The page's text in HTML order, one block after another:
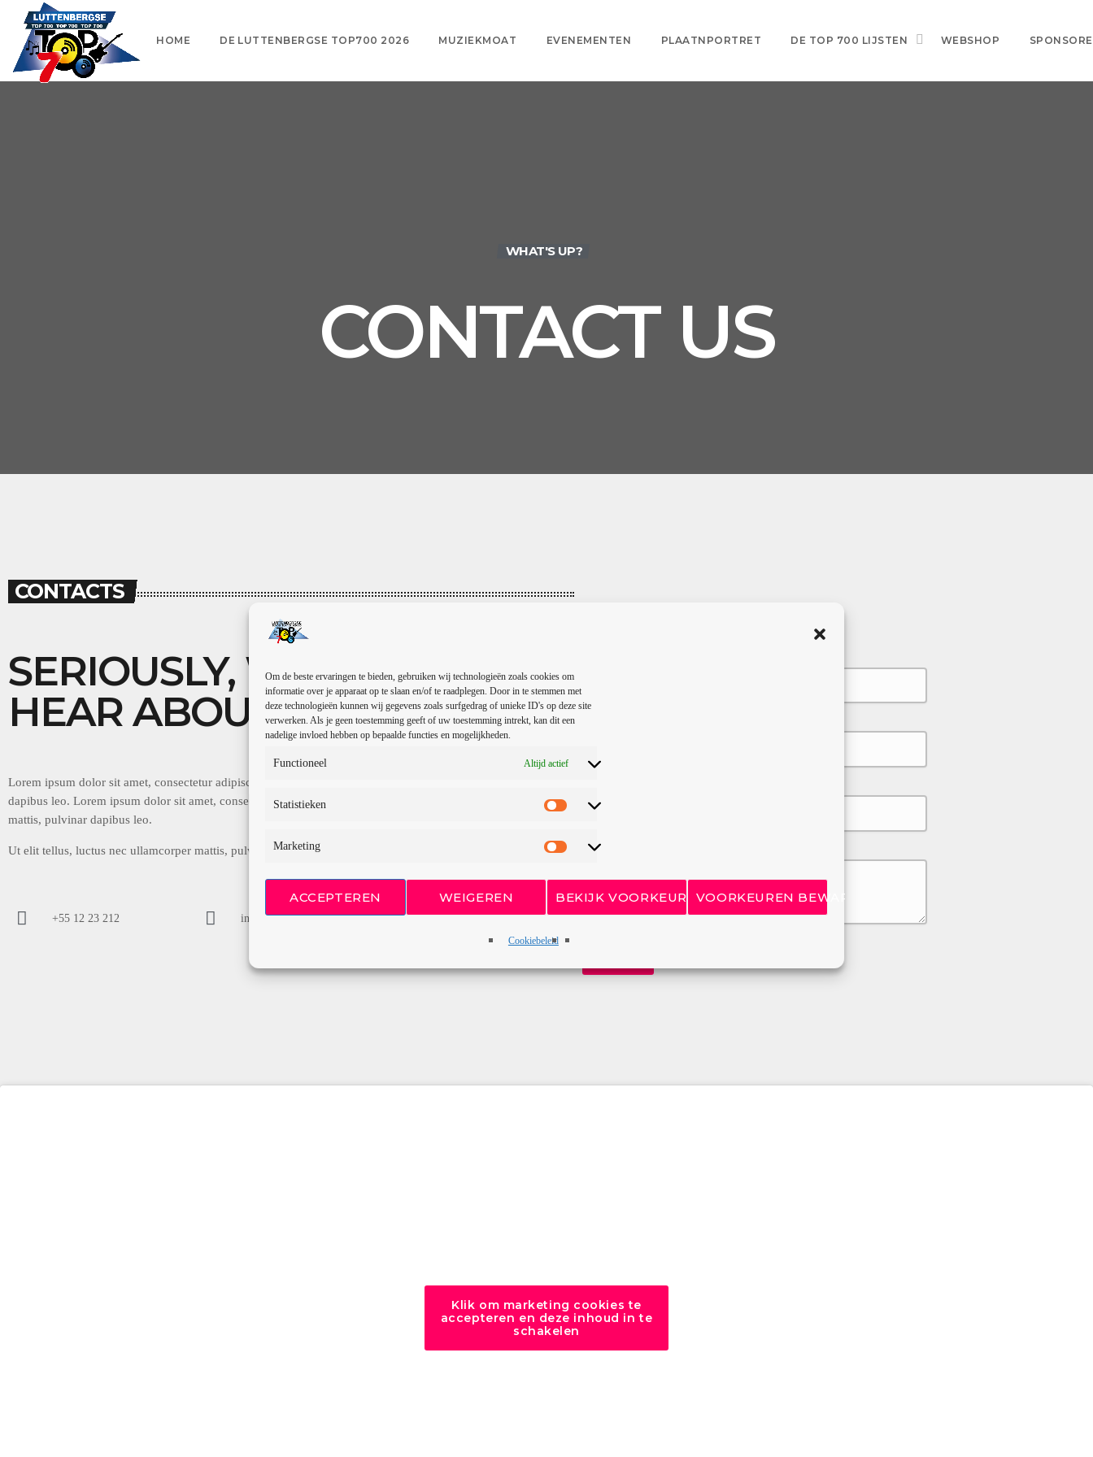
Om de beste ervaringen te bieden, gebruiken wij technologieën zoals cookies om
informatie over je apparaat op te slaan en/of te raadplegen. Door in te stemmen met
deze technologieën kunnen wij gegevens zoals surfgedrag of unieke ID's op deze site
verwerken. Als je geen toestemming geeft of uw toestemming intrekt, kan dit een
nadelige invloed hebben op bepaalde functies en mogelijkheden.
Functioneel Altijd actief
Statistieken
Marketing
ACCEPTEREN WEIGEREN BEKIJK VOORKEURENVOORKEUREN BEWAREN
Cookiebeleid
HOME DE LUTTENBERGSE TOP700 2026 MUZIEKMOAT EVENEMENTEN PLAATNPORTRET DE TOP 700 LIJSTEN WEBSHOP
WHAT'S UP?
CONTACT US
CONTACTS
SERIOUSLY, WE WANT TO
HEAR ABOUT YOU
Lorem ipsum dolor sit amet, consectetur adipiscing elit. Ut elit tellus, luctus nec ullamcorper mattis, pulvinar
dapibus leo. Lorem ipsum dolor sit amet, consectetur adipiscing elit. Ut elit tellus, luctus nec ullamcorper
mattis, pulvinar dapibus leo.
Ut elit tellus, luctus nec ullamcorper mattis, pulvinar dapibus leo.
+55 12 23 212 info@contact.me +55 12 23 212
YOUR MESSAGE (OPTIONAL)
Klik om marketing cookies te
accepteren en deze inhoud in te
schakelen